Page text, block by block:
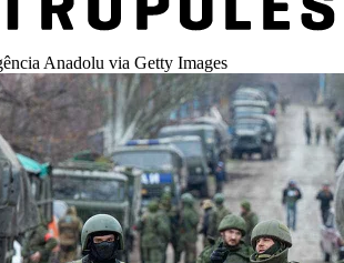
Anadolu via Getty Images